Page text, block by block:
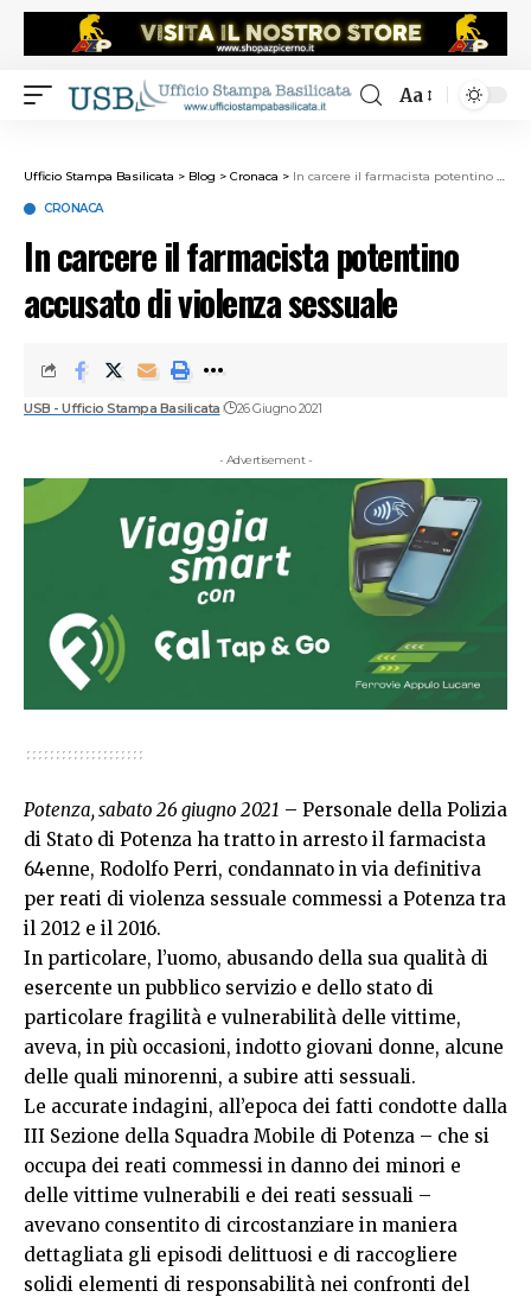
Aa
Ufficio Stampa Basilicata > Blog > Cronaca > In carcere il farmacista potentino accusato di violenza sessuale
CRONACA
In carcere il farmacista potentino
accusato di violenza sessuale
USB - Ufficio Stampa Basilicata 26 Giugno 2021
- Advertisement -
Potenza, sabato 26 giugno 2021 – Personale della Polizia
di Stato di Potenza ha tratto in arresto il farmacista
64enne, Rodolfo Perri, condannato in via definitiva
per reati di violenza sessuale commessi a Potenza tra
il 2012 e il 2016.
In particolare, l’uomo, abusando della sua qualità di
esercente un pubblico servizio e dello stato di
particolare fragilità e vulnerabilità delle vittime,
aveva, in più occasioni, indotto giovani donne, alcune
delle quali minorenni, a subire atti sessuali.
Le accurate indagini, all’epoca dei fatti condotte dalla
III Sezione della Squadra Mobile di Potenza – che si
occupa dei reati commessi in danno dei minori e
delle vittime vulnerabili e dei reati sessuali –
avevano consentito di circostanziare in maniera
dettagliata gli episodi delittuosi e di raccogliere
solidi elementi di responsabilità nei confronti del